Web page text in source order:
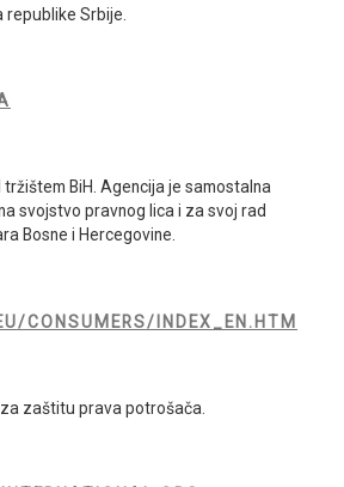
Srbije.
BiH. Agencija je samostalna
svojstvo pravnog lica i za svoj rad
Bosne i Hercegovine.
CONSUMERS/INDEX_EN.HTM
zaštitu prava potrošača.